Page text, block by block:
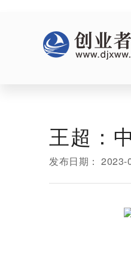
王超：
发布日期： 2023-